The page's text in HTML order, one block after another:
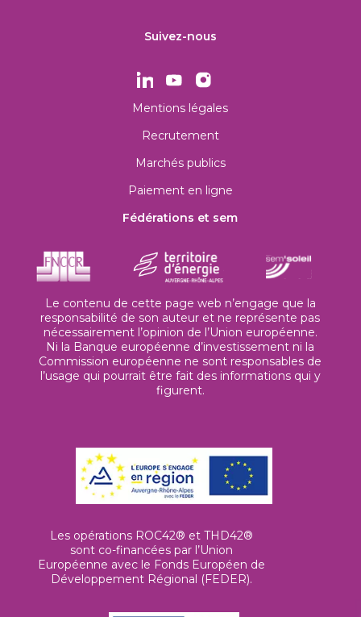
Suivez-nous
Mentions légales
Recrutement
Marchés publics
Paiement en ligne
Fédérations et sem
Le contenu de cette page web n’engage que la
responsabilité de son auteur et ne représente pas
nécessairement l’opinion de l’Union européenne.
Ni la Banque européenne d’investissement ni la
Commission européenne ne sont responsables de
l’usage qui pourrait être fait des informations qui y
figurent.
Les opérations ROC42® et THD42®
sont co-financées par l’Union
Européenne avec le Fonds Européen de
Développement Régional (FEDER).